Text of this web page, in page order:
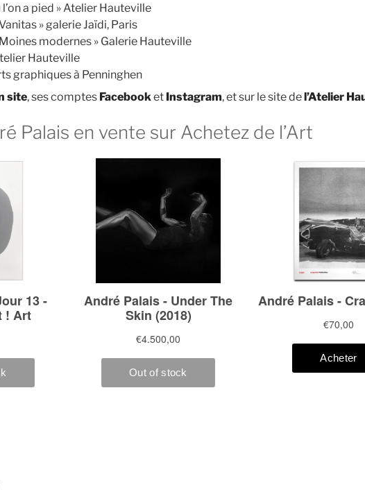
a pied » Atelier Hauteville
» galerie Jaïdi, Paris
modernes » Galerie Hauteville
Hauteville
graphiques à Penninghen
site, ses comptes Facebook et Instagram, et sur le site del’Atelier
Palais en vente sur Achetez de l’Art